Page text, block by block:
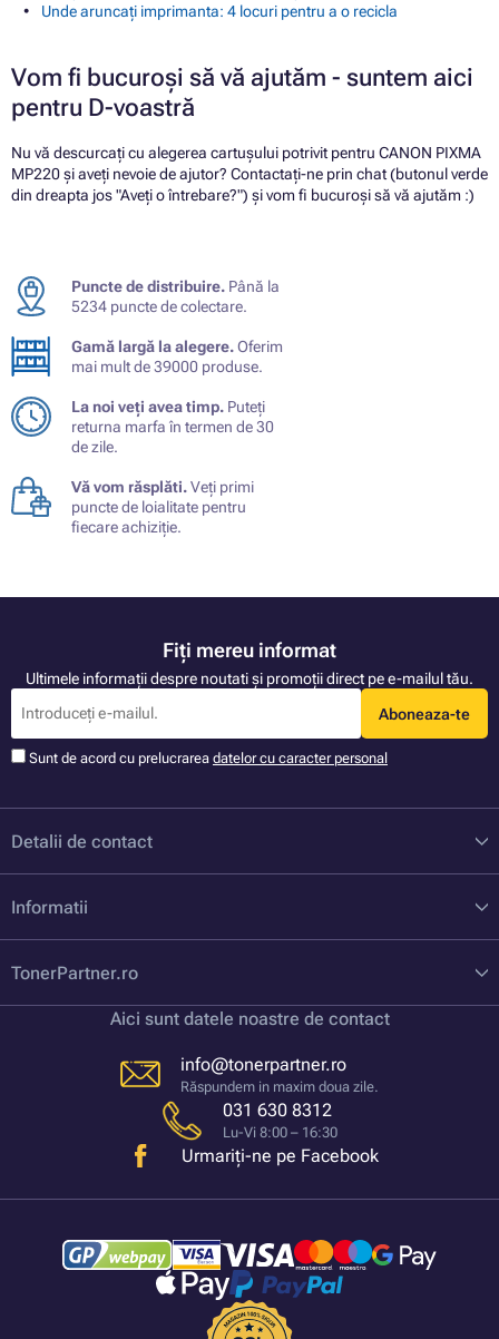
Unde aruncați imprimanta: 4 locuri pentru a o recicla
Vom fi bucuroși să vă ajutăm - suntem aici
pentru D-voastră
Nu vă descurcați cu alegerea cartușului potrivit pentru CANON PIXMA
MP220 și aveți nevoie de ajutor? Contactați-ne prin chat (butonul verde
din dreapta jos "Aveți o întrebare?") și vom fi bucuroși să vă ajutăm :)
Puncte de distribuire. Până la
5234 puncte de colectare.
Gamă largă la alegere.Oferim
mai mult de 39000 produse.
La noi veți avea timp. Puteți
returna marfa în termen de 30
de zile.
Vă vom răsplăti.Veți primi
puncte de loialitate pentru
fiecare achiziție.
Fiți mereu informat
Ultimele informații despre noutati și promoții direct pe e-mailul tău.
Aboneaza-te
Sunt de acord cu prelucrarea datelor cu caracter personal
Detalii de contact
Informatii
TonerPartner.ro
Aici sunt datele noastre de contact
info@tonerpartner.ro
Răspundem in maxim doua zile.
031 630 8312
Lu-Vi 8:00 – 16:30
Urmariți-ne pe Facebook